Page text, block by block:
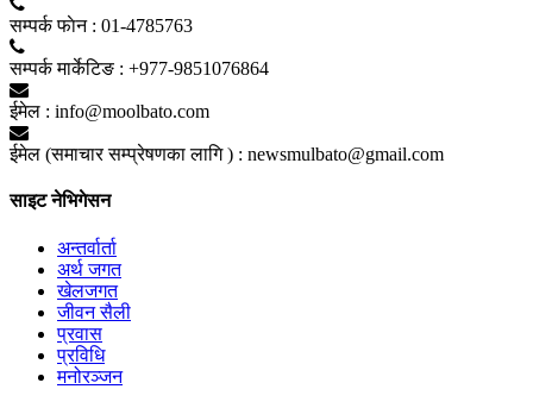
सम्पर्क फाेन : 01-4785763
सम्पर्क मार्केटिङ : +977-9851076864
ईमेल : info@moolbato.com
ईमेल (समाचार सम्प्रेषणका लागि ) : newsmulbato@gmail.com
साइट नेभिगेसन
अन्तर्वार्ता
अर्थ जगत
खेलजगत
जीवन सैली
प्रवास
प्रविधि
मनोरञ्जन